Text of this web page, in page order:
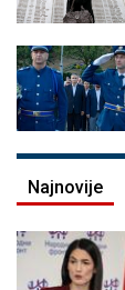
Najnovije